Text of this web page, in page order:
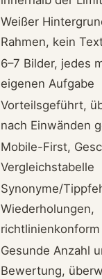
Weißer
Rahmen, kein
6–7 Bilder, jedes
eigenen Aufgabe
Vorteilsgeführt,
nach Einwänden
Mobile-First,
Vergleichstabelle
Synonyme/
Wiederholungen,
richtlinienkonform
Gesunde Anzahl
Bewertung,